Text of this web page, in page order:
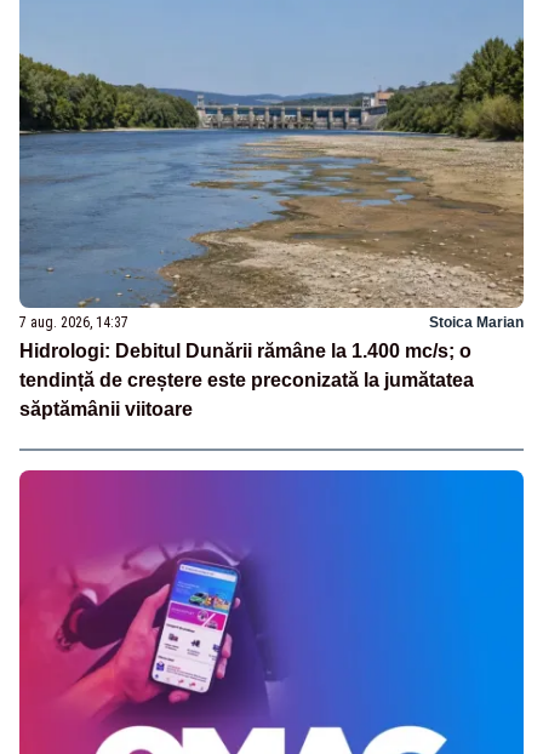
7 aug. 2026, 14:37 Stoica Marian
Hidrologi: Debitul Dunării rămâne la 1.400 mc/s; o
tendință de creștere este preconizată la jumătatea
săptămânii viitoare